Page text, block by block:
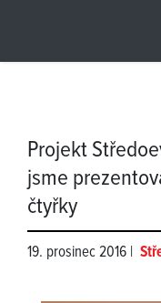
Projekt
jsme
čtyřky
19. prosinec 2016 |